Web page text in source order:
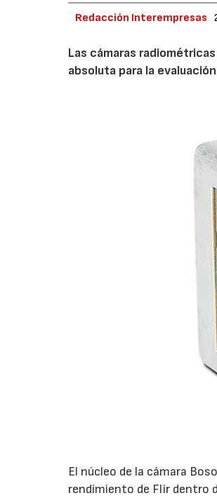
Redacción Interempresas
Las cámaras
absoluta para la
El núcleo de la cámara
rendimiento de Flir dentro